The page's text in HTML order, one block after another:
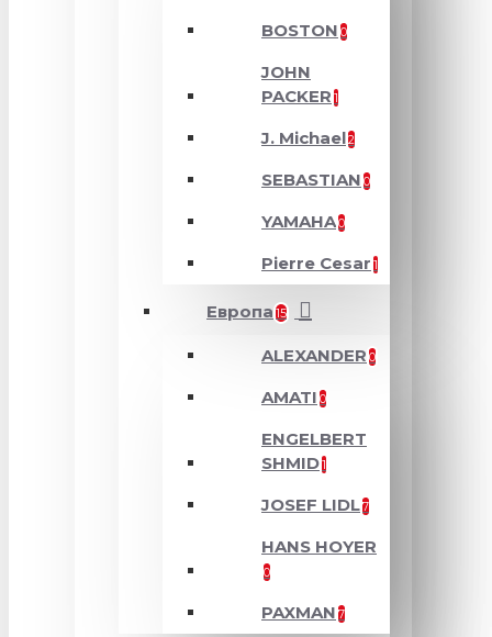
BOSTON 0
JOHN
PACKER 1
J. Michael2
SEBASTIAN 0
YAMAHA0
Pierre Cesar 1
Европа 15
ALEXANDER 0
AMATI 0
ENGELBERT
SHMID1
JOSEF LIDL7
HANS HOYER
0
PAXMAN 7